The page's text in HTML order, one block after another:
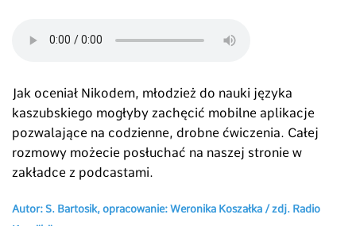
Jak oceniał Nikodem, młodzież do nauki języka
kaszubskiego mogłyby zachęcić mobilne aplikacje
pozwalające na codzienne, drobne ćwiczenia. Całej
rozmowy możecie posłuchać na naszej stronie w
zakładce z podcastami.
Autor: S. Bartosik, opracowanie: Weronika Koszałka / zdj. Radio